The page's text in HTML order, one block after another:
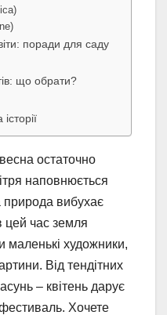
поради для саду
що обрати?
остаточно
наповнюється
природа вибухає
час земля
маленькі художники,
Від тендітних
– квітень дарує
Хочете